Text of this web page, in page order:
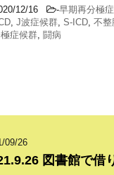
12/16 -早期再分極
J波症候群 S-ICD 不整
症候群 闘病
09/26
図書館で借